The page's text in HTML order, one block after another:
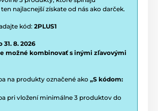
najlacnejší získate od nás ako darček.
kód: 2PLUS1
8. 2026
možné kombinovať s inými zľavovými
na produkty označené ako „S kódom:
pri vložení minimálne 3 produktov do